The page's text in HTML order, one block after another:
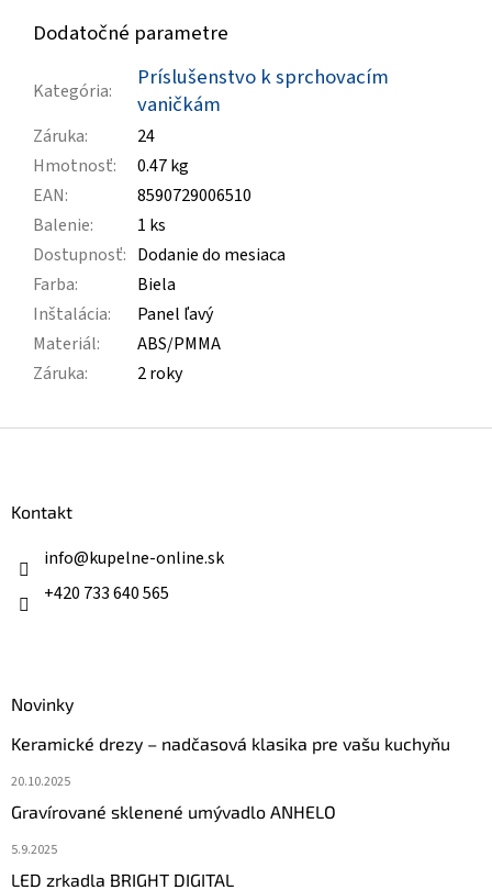
Dodatočné parametre
Kategória:
Príslušenstvo k sprchovacím
vaničkám
Záruka:
24
Hmotnosť:
0.47 kg
EAN:
8590729006510
Balenie:
1 ks
Dostupnosť: Dodanie do mesiaca
Farba:
Biela
Inštalácia:
Panel ľavý
Materiál:
ABS/PMMA
Záruka: 2 roky
Kontakt
info@kupelne-online.sk
+420 733 640 565
Novinky
Keramické drezy – nadčasová klasika pre vašu kuchyňu
20.10.2025
Gravírované sklenené umývadlo ANHELO
5.9.2025
LED zrkadla BRIGHT DIGITAL